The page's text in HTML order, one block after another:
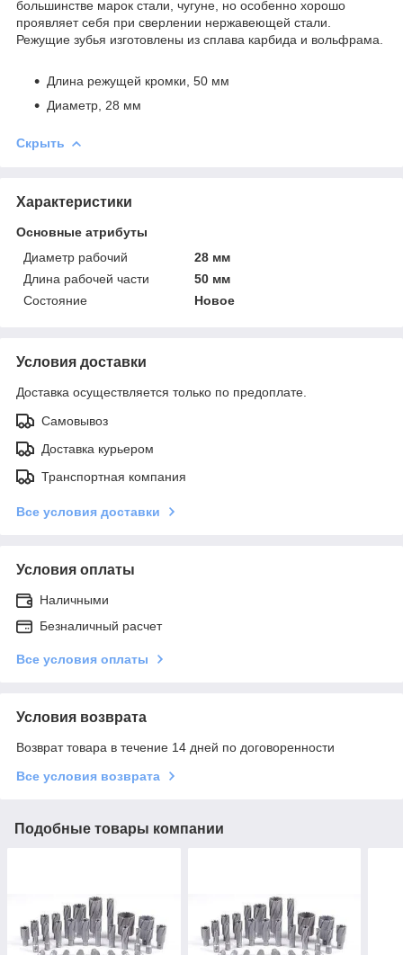
большинстве марок стали, чугуне, но особенно хорошо
проявляет себя при сверлении нержавеющей стали.
Режущие зубья изготовлены из сплава карбида и вольфрама.
Длина режущей кромки, 50 мм
Диаметр, 28 мм
Скрыть
Характеристики
Основные атрибуты
Диаметр рабочий
28 мм
Длина рабочей части
50 мм
Состояние
Новое
Условия доставки
Доставка осуществляется только по предоплате.
Самовывоз
Доставка курьером
Транспортная компания
Все условия доставки
Условия оплаты
Наличными
Безналичный расчет
Все условия оплаты
Условия возврата
Возврат товара в течение 14 дней по договоренности
Все условия возврата
Подобные товары компании